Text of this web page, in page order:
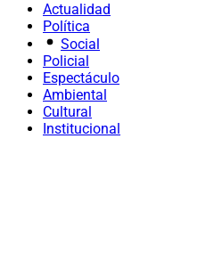
Actualidad
Política
Social
Policial
Espectáculo
Ambiental
Cultural
Institucional